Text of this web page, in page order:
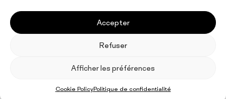
Accepter
Refuser
Afficher les préférences
Cookie PolicyPolitique de confidentialité
Inscrivez-vous à la newsletter
© 2026 Papermon Srl. All rights reserved